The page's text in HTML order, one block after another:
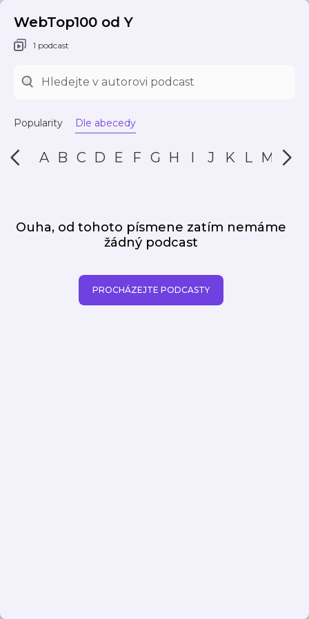
WebTop100 od Y
1 podcast
Popularity Dle abecedy
A B C D E F G H I J K L M N
Ouha, od tohoto písmene zatím nemáme
žádný podcast
PROCHÁZEJTE PODCASTY